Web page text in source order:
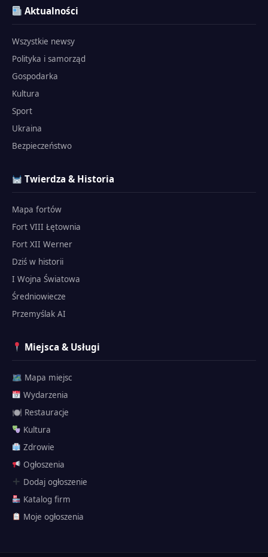
Aktualności
Wszystkie newsy
Polityka i samorząd
Gospodarka
Kultura
Sport
Ukraina
Bezpieczeństwo
Twierdza & Historia
Mapa fortów
Fort VIII Łętownia
Fort XII Werner
Dziś w historii
I Wojna Światowa
Średniowiecze
Przemyślak AI
Miejsca & Usługi
🗺 Mapa miejsc
Wydarzenia
🍽 Restauracje
Kultura
Zdrowie
Ogłoszenia
Dodaj ogłoszenie
Katalog firm
Moje ogłoszenia